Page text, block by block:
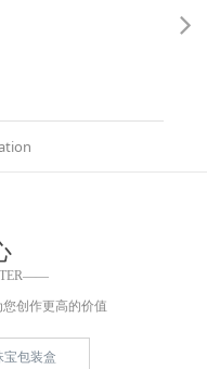
创作更高的价值
宝包装盒